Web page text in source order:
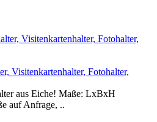
Visitenkartenhalter, Fotohalter,
aus Eiche! Maße: LxBxH
auf Anfrage, ..